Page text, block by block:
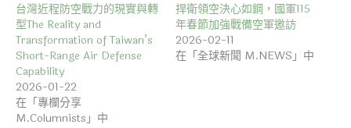
台灣近程防空戰力的現實與轉
型The Reality and
Transformation of Taiwan’s
Short-Range Air Defense
Capability
2026-01-22
在「專欄分享
M.Columnists」中
捍衛領空決心如鋼，國軍115
年春節加強戰備空軍邀訪
2026-02-11
在「全球新聞 M.NEWS」中